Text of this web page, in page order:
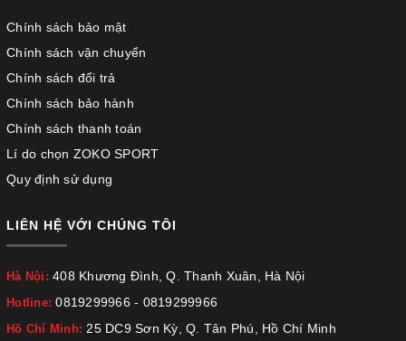
Chính sách bảo mật
Chính sách vận chuyển
Chính sách đổi trả
Chính sách bảo hành
Chính sách thanh toán
Lí do chọn ZOKO SPORT
Quy định sử dụng
LIÊN HỆ VỚI CHÚNG TÔI
Hà Nội: 408 Khương Đình, Q. Thanh Xuân, Hà Nội
Hotline:0819299966 - 0819299966
Hồ Chí Minh:25 DC9 Sơn Kỳ, Q. Tân Phú, Hồ Chí Minh